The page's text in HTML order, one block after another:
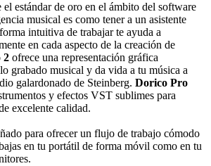
el estándar de oro en el ámbito del software
musical es como tener a un asistente
intuitiva de trabajar te ayuda a
en cada aspecto de la creación de
2 ofrece una representación gráfica
grabado musical y da vida a tu música a
galardonado de Steinberg. Dorico Pro
y efectos VST sublimes para
excelente calidad.
para ofrecer un flujo de trabajo cómodo
en tu portátil de forma móvil como en tu